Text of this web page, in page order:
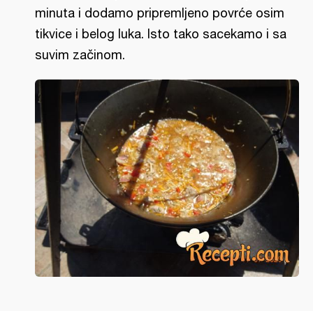
minuta i dodamo pripremljeno povrće osim
tikvice i belog luka. Isto tako sacekamo i sa
suvim začinom.